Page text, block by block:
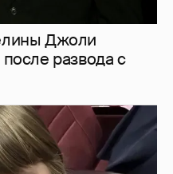
Пелагея
дочери, из-за